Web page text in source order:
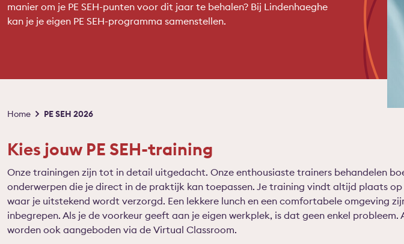
manier om je PE SEH-punten voor dit jaar te behalen? Bij Lindenhaeghe
kan je je eigen PE SEH-programma samenstellen.
Kruimelpad
Home PE SEH 2026
Kies jouw PE SEH-training
Onze trainingen zijn tot in detail uitgedacht. Onze enthousiaste trainers behandelen
onderwerpen die je direct in de praktijk kan toepassen. Je training vindt altijd plaats
waar je uitstekend wordt verzorgd. Een lekkere lunch en een comfortabele omgeving
inbegrepen. Als je de voorkeur geeft aan je eigen werkplek, is dat geen enkel probleem.
worden ook aangeboden via de Virtual Classroom.